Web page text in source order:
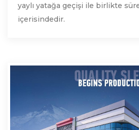
yaylı yatağa geçişi ile birlikte
içerisindedir.